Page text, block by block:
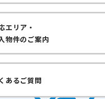
エリア・
物件のご案内
あるご質問